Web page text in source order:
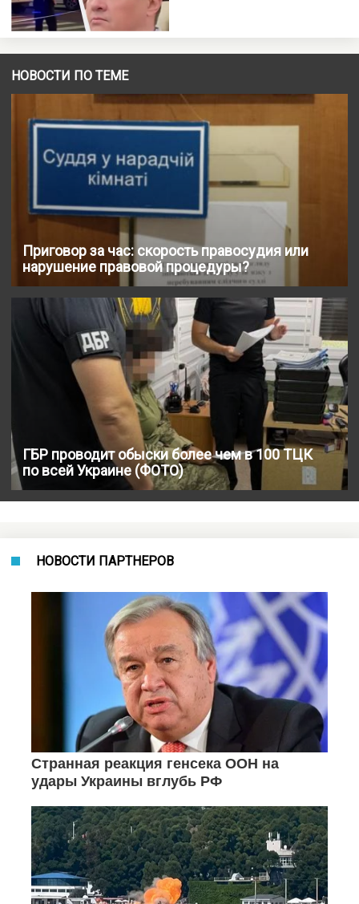
НОВОСТИ ПО ТЕМЕ
Приговор за час: скорость правосудия или
нарушение правовой процедуры?
ГБР проводит обыски более чем в 100 ТЦК
по всей Украине (ФОТО)
НОВОСТИ ПАРТНЕРОВ